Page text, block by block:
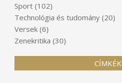
Sport (102)
Technológia és tudomány (20)
Versek (6)
Zenekritika (30)
CÍMKÉK